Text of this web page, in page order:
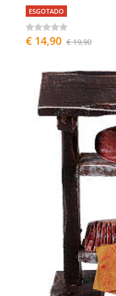
ESGOTADO
€ 14,90 € 19,90